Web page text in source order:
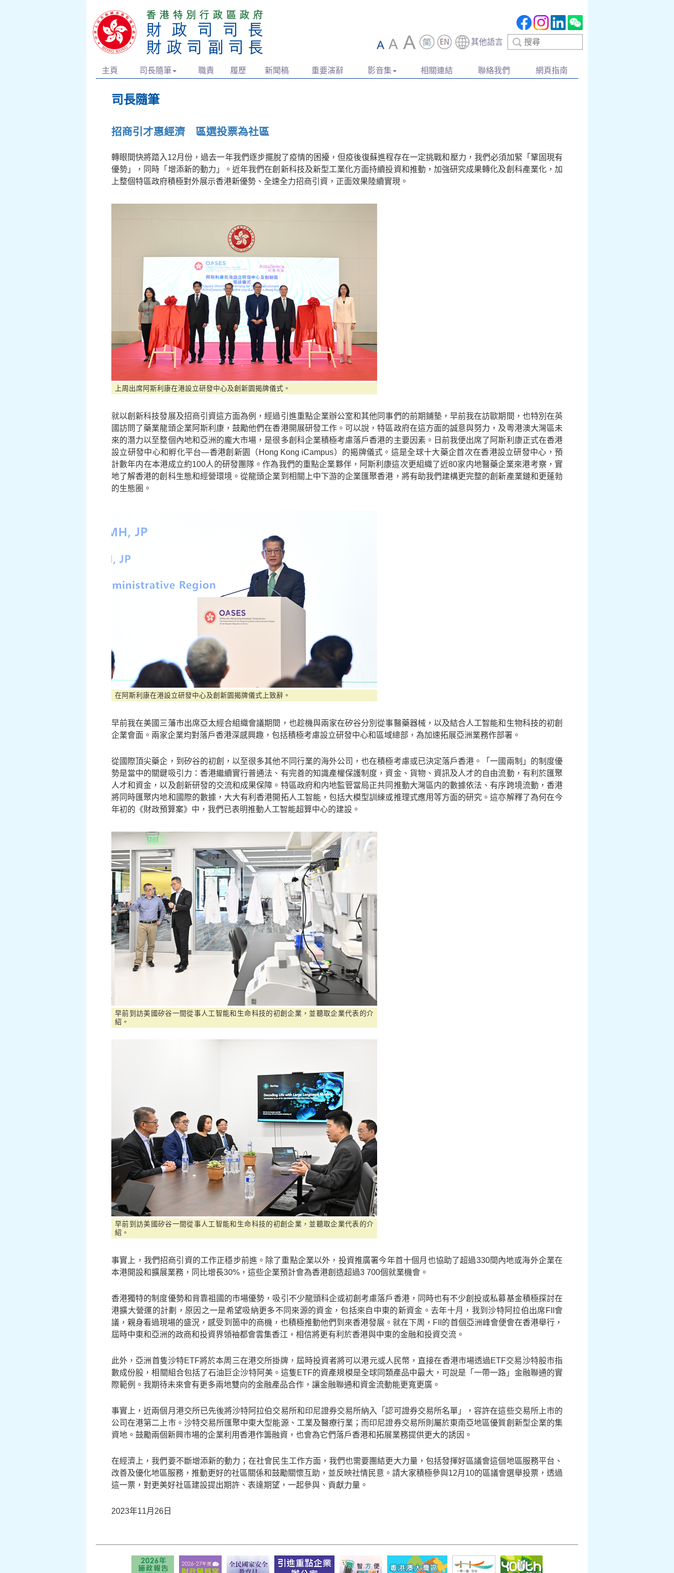
其他語言
尋
主頁 司長隨筆 職責 履歷 新聞稿 重要演辭 影音集 相關連結 聯絡我們 網頁指南
司長隨筆
招商引才惠經濟 區選投票為社區
轉眼間快將踏入12月份，過去一年我們逐步擺脫了疫情的困擾，但疫後復蘇進程存在一定挑戰和壓力，我們必須加緊「鞏固現有
優勢」，同時「增添新的動力」。近年我們在創新科技及新型工業化方面持續投資和推動，加強研究成果轉化及創科產業化，加
上整個特區政府積極對外展示香港新優勢、全速全力招商引資，正面效果陸續實現。
上周出席阿斯利康在港設立研發中心及創新園揭牌儀式。
就以創新科技發展及招商引資這方面為例，經過引進重點企業辦公室和其他同事們的前期鋪墊，早前我在訪歐期間，也特別在英
國訪問了藥業龍頭企業阿斯利康，鼓勵他們在香港開展研發工作。可以說，特區政府在這方面的誠意與努力，及粵港澳大灣區未
來的潛力以至整個內地和亞洲的龐大市場，是很多創科企業積極考慮落戶香港的主要因素。日前我便出席了阿斯利康正式在香港
設立研發中心和孵化平台—香港創新園（Hong Kong iCampus）的揭牌儀式。這是全球十大藥企首次在香港設立研發中心，預
計數年内在本港成立約100人的研發團隊。作為我們的重點企業夥伴，阿斯利康這次更組織了近80家内地醫藥企業來港考察，實
地了解香港的創科生態和經營環境。從龍頭企業到相關上中下游的企業匯聚香港，將有助我們建構更完整的創新產業鏈和更蓬勃
的生態圈。
在阿斯利康在港設立研發中心及創新園揭牌儀式上致辭。
早前我在美國三藩市出席亞太經合組織會議期間，也趁機與兩家在矽谷分別從事醫藥器械，以及結合人工智能和生物科技的初創
企業會面。兩家企業均對落戶香港深感興趣，包括積極考慮設立研發中心和區域總部，為加速拓展亞洲業務作部署。
從國際頂尖藥企，到矽谷的初創，以至很多其他不同行業的海外公司，也在積極考慮或已決定落戶香港。「一國兩制」的制度優
勢是當中的關鍵吸引力：香港繼續實行普通法、有完善的知識產權保護制度，資金、貨物、資訊及人才的自由流動，有利於匯聚
人才和資金，以及創新研發的交流和成果保障。特區政府和内地監管當局正共同推動大灣區内的數據依法、有序跨境流動，香港
將同時匯聚内地和國際的數據，大大有利香港開拓人工智能，包括大模型訓練或推理式應用等方面的研究。這亦解釋了為何在今
年初的《財政預算案》中，我們已表明推動人工智能超算中心的建設。
早前到訪美國矽谷一間從事人工智能和生命科技的初創企業，並聽取企業代表的介
紹。
早前到訪美國矽谷一間從事人工智能和生命科技的初創企業，並聽取企業代表的介
紹。
事實上，我們招商引資的工作正穩步前進。除了重點企業以外，投資推廣署今年首十個月也協助了超過330間內地或海外企業在
本港開設和擴展業務，同比增長30%，這些企業預計會為香港創造超過3 700個就業機會。
香港獨特的制度優勢和背靠祖國的市場優勢，吸引不少龍頭科企或初創考慮落戶香港，同時也有不少創投或私募基金積極探討在
港擴大營運的計劃，原因之一是希望吸納更多不同來源的資金，包括來自中東的新資金。去年十月，我到沙特阿拉伯出席FII會
議，親身看過現場的盛況，感受到箇中的商機，也積極推動他們到來香港發展。就在下周，FII的首個亞洲峰會便會在香港舉行，
屆時中東和亞洲的政商和投資界領袖都會雲集香江，相信將更有利於香港與中東的金融和投資交流。
此外，亞洲首隻沙特ETF將於本周三在港交所掛牌，屆時投資者將可以港元或人民幣，直接在香港市場透過ETF交易沙特股市指
數成份股，相關組合包括了石油巨企沙特阿美。這隻ETF的資產規模是全球同類產品中最大，可說是「一帶一路」金融聯通的實
際範例。我期待未來會有更多兩地雙向的金融產品合作，讓金融聯通和資金流動能更寬更廣。
事實上，近兩個月港交所已先後將沙特阿拉伯交易所和印尼證券交易所納入「認可證券交易所名單」，容許在這些交易所上市的
公司在港第二上市。沙特交易所匯聚中東大型能源、工業及醫療行業；而印尼證券交易所則屬於東南亞地區優質創新型企業的集
資地。鼓勵兩個新興市場的企業利用香港作籌融資，也會為它們落戶香港和拓展業務提供更大的誘因。
在經濟上，我們要不斷增添新的動力；在社會民生工作方面，我們也需要團結更大力量，包括發揮好區議會這個地區服務平台、
改善及優化地區服務，推動更好的社區關係和鼓勵關懷互助，並反映社情民意。請大家積極參與12月10的區議會選舉投票，透過
這一票，對更美好社區建設提出期許、表達期望，一起參與、貢獻力量。
2023年11月26日